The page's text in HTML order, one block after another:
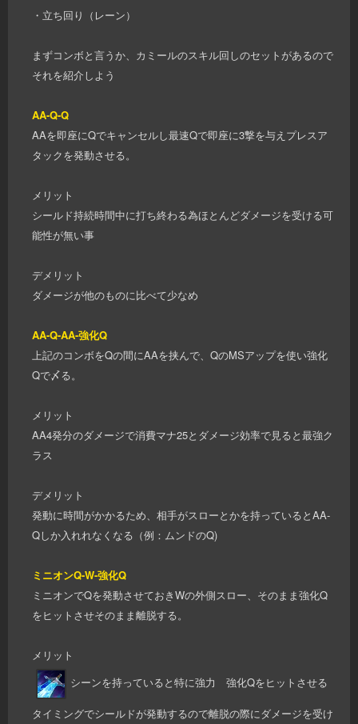
・立ち回り（レーン）
まずコンボと言うか、カミールのスキル回しのセットがあるので
それを紹介しよう
AA-Q-Q
AAを即座にQでキャンセルし最速Qで即座に3撃を与えプレスア
タックを発動させる。
メリット
シールド持続時間中に打ち終わる為ほとんどダメージを受ける可
能性が無い事
デメリット
ダメージが他のものに比べて少なめ
AA-Q-AA-強化Q
上記のコンボをQの間にAAを挟んで、QのMSアップを使い強化
Qで〆る。
メリット
AA4発分のダメージで消費マナ25とダメージ効率で見ると最強ク
ラス
デメリット
発動に時間がかかるため、相手がスローとかを持っているとAA-
Qしか入れれなくなる（例：ムンドのQ)
ミニオンQ-W-強化Q
ミニオンでQを発動させておきWの外側スロー、そのまま強化Q
をヒットさせそのまま離脱する。
メリット
シーンを持っていると特に強力 強化Qをヒットさせる
タイミングでシールドが発動するので離脱の際にダメージを受け